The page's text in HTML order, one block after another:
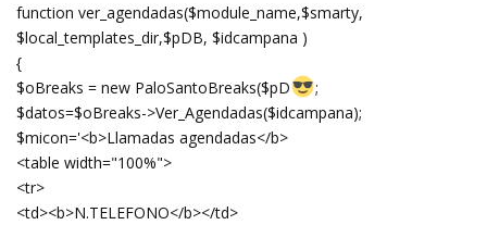
function ver_agendadas($module_name,$smarty,
$local_templates_dir,$pDB, $idcampana )
{
$oBreaks = new PaloSantoBreaks($pD
;
$datos=$oBreaks->Ver_Agendadas($idcampana);
$micon='<b>Llamadas agendadas</b>
<table width="100%">
<tr>
<td><b>N.TELEFONO</b></td>